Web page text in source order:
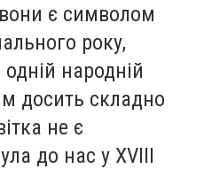
є символом
року,
народній
досить складно
не є
до нас у ХVIII